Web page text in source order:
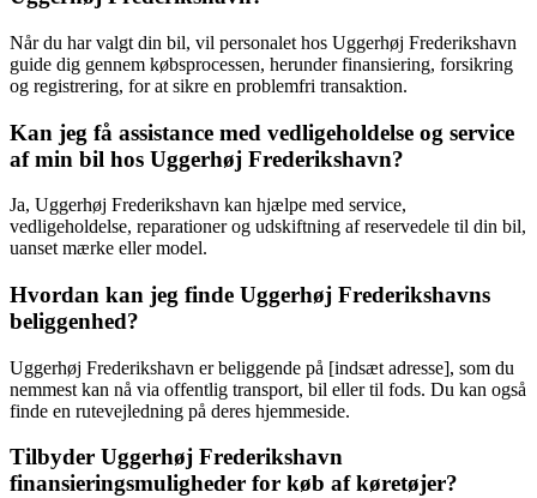
Når du har valgt din bil, vil personalet hos Uggerhøj Frederikshavn
guide dig gennem købsprocessen, herunder finansiering, forsikring
og registrering, for at sikre en problemfri transaktion.
Kan jeg få assistance med vedligeholdelse og service
af min bil hos Uggerhøj Frederikshavn?
Ja, Uggerhøj Frederikshavn kan hjælpe med service,
vedligeholdelse, reparationer og udskiftning af reservedele til din bil,
uanset mærke eller model.
Hvordan kan jeg finde Uggerhøj Frederikshavns
beliggenhed?
Uggerhøj Frederikshavn er beliggende på [indsæt adresse], som du
nemmest kan nå via offentlig transport, bil eller til fods. Du kan også
finde en rutevejledning på deres hjemmeside.
Tilbyder Uggerhøj Frederikshavn
finansieringsmuligheder for køb af køretøjer?